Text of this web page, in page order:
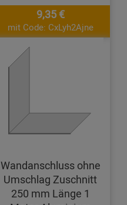
9,35 €
mit Code: CxLyh2Ajne
Wandanschluss ohne
Umschlag Zuschnitt
250 mm Länge 1